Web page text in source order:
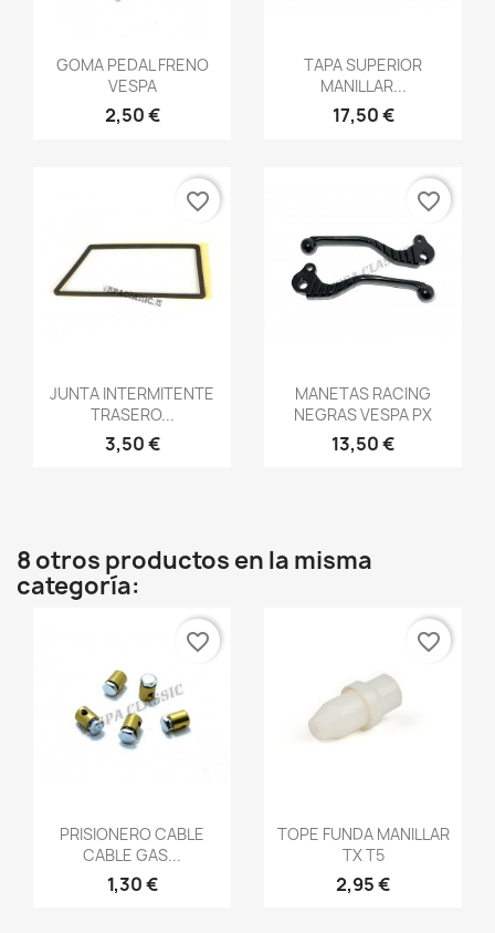
Vista rápida
GOMA PEDAL FRENO
VESPA
2,50 €
Vista rápida
TAPA SUPERIOR
MANILLAR...
17,50 €
Vista rápida
JUNTA INTERMITENTE
TRASERO...
3,50 €
favorite_border
Vista rápida
MANETAS RACING
NEGRAS VESPA PX
13,50 €
favorite_border
8 otros productos en la misma
categoría:
Vista rápida
PRISIONERO CABLE
CABLE GAS...
1,30 €
favorite_border
Vista rápida
TOPE FUNDA MANILLAR
TX T5
2,95 €
favorite_border